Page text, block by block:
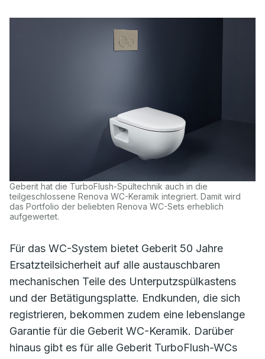
Geberit hat die TurboFlush-Spültechnik auch in die
teilgeschlossene Renova WC-Keramik integriert. Damit wird
das Portfolio der beliebten Renova WC-Sets erheblich
aufgewertet.
Für das WC-System bietet Geberit 50 Jahre
Ersatzteilsicherheit auf alle austauschbaren
mechanischen Teile des Unterputzspülkastens
und der Betätigungsplatte. Endkunden, die sich
registrieren, bekommen zudem eine lebenslange
Garantie für die Geberit WC-Keramik. Darüber
hinaus gibt es für alle Geberit TurboFlush-WCs